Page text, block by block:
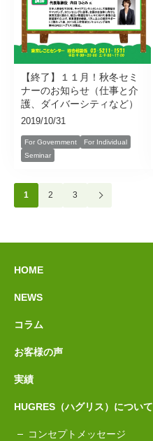
【終了】１１月！秋冬セミ
ナーのお知らせ（仕事と介
護、ダイバーシティなど）
2019/10/31
For Government
For Individual
Seminar
1 2 3
HOME
NEWS
コラム
お客様の声
実績
HUGRES（ハグリス）について
コンセプトメッセージ